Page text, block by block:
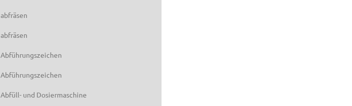
abfräsen
abfräsen
Abführungszeichen
Abführungszeichen
Abfüll- und Dosiermaschine